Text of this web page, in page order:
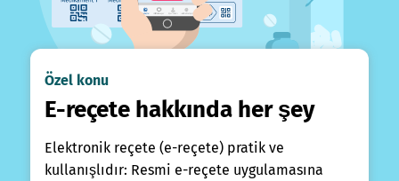
Özel konu
E-reçete hakkında her şey
Elektronik reçete (e-reçete) pratik ve
kullanışlıdır: Resmi e-reçete uygulamasına